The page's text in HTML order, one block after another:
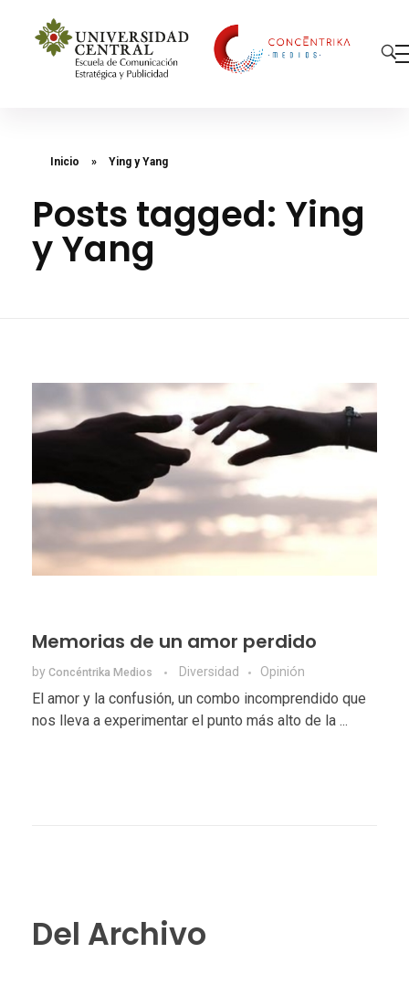
Inicio » Ying y Yang
Posts tagged: Ying
y Yang
Memorias de un amor perdido
by Concéntrika Medios Diversidad Opinión
El amor y la confusión, un combo incomprendido que
nos lleva a experimentar el punto más alto de la ...
Del Archivo